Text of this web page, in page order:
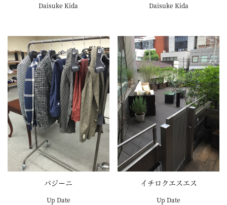
Daisuke Kida
Daisuke Kida
パジーニ
Up Date
イチロクエスエス
Up Date